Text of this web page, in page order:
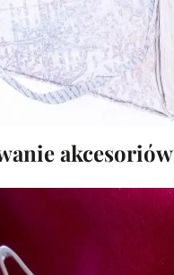
akcesoriów